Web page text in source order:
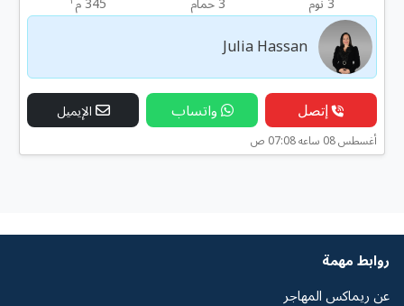
3 نوم 3 حمام 345 م
Julia Hassan
إتصل واتساب الإيميل
أغسطس 08 ساعه 07:08 ص
روابط مهمة
عن ريماكس المهاجر